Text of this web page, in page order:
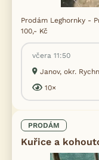
Prodám Leghornky -
100,- Kč
včera 11:50
Janov, okr.
10×
PRODÁM
Kuřice a